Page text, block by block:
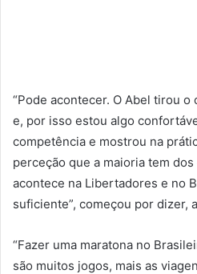
“Pode acontecer. O Abel tirou o
e, por isso estou algo
competência e mostrou na
perceção que a maioria tem
acontece na Libertadores e no
suficiente”, começou por dizer,
“Fazer uma maratona no
são muitos jogos, mais as